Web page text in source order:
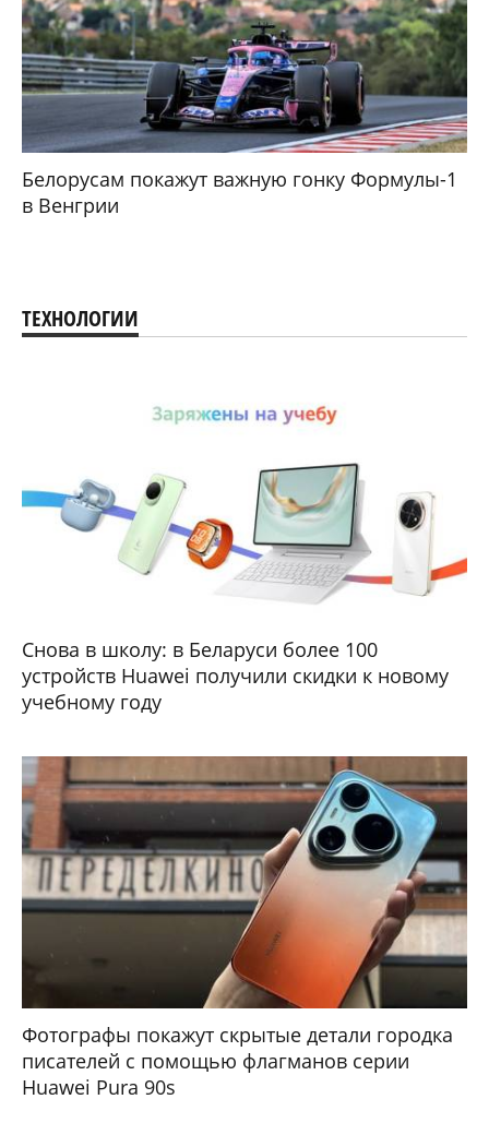
Белорусам покажут важную гонку Формулы-1
в Венгрии
ТЕХНОЛОГИИ
Снова в школу: в Беларуси более 100
устройств Huawei получили скидки к новому
учебному году
Фотографы покажут скрытые детали городка
писателей с помощью флагманов серии
Huawei Pura 90s